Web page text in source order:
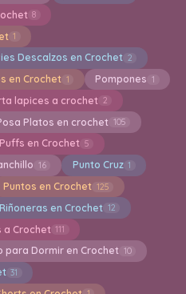
8
1
Descalzos en Crochet 2
en Crochet 1 Pompones 1
lapices a crochet 2
Platos en crochet 105
Puffs en Crochet 5
16 Punto Cruz 1
Puntos en Crochet 125
Riñoneras en Crochet 12
a Crochet 111
para Dormir en Crochet 10
31